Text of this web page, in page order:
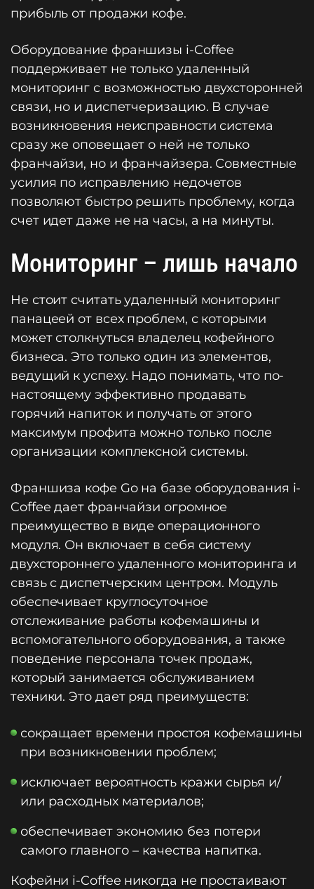
прибыль от продажи кофе.
Оборудование франшизы i-Coffee
поддерживает не только удаленный
мониторинг с возможностью двухсторонней
связи, но и диспетчеризацию. В случае
возникновения неисправности система
сразу же оповещает о ней не только
франчайзи, но и франчайзера. Совместные
усилия по исправлению недочетов
позволяют быстро решить проблему, когда
счет идет даже не на часы, а на минуты.
Мониторинг – лишь начало
Не стоит считать удаленный мониторинг
панацеей от всех проблем, с которыми
может столкнуться владелец кофейного
бизнеса. Это только один из элементов,
ведущий к успеху. Надо понимать, что по-
настоящему эффективно продавать
горячий напиток и получать от этого
максимум профита можно только после
организации комплексной системы.
Франшиза кофе Go на базе оборудования i-
Coffee дает франчайзи огромное
преимущество в виде операционного
модуля. Он включает в себя систему
двухстороннего удаленного мониторинга и
связь с диспетчерским центром. Модуль
обеспечивает круглосуточное
отслеживание работы кофемашины и
вспомогательного оборудования, а также
поведение персонала точек продаж,
который занимается обслуживанием
техники. Это дает ряд преимуществ:
сокращает времени простоя кофемашины
при возникновении проблем;
исключает вероятность кражи сырья и/
или расходных материалов;
обеспечивает экономию без потери
самого главного – качества напитка.
Кофейни i-Coffee никогда не простаивают